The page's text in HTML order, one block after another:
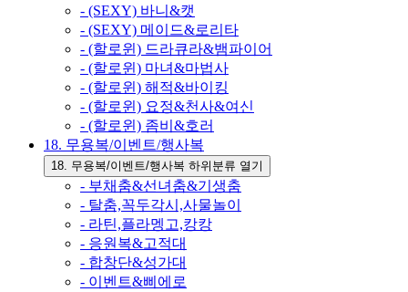
- (SEXY) 바니&캣
- (SEXY) 메이드&로리타
- (할로윈) 드라큐라&뱀파이어
- (할로윈) 마녀&마법사
- (할로윈) 해적&바이킹
- (할로윈) 요정&천사&여신
- (할로윈) 좀비&호러
18. 무용복/이벤트/행사복
18. 무용복/이벤트/행사복 하위분류 열기
- 부채춤&선녀춤&기생춤
- 탈춤,꼭두각시,사물놀이
- 라틴,플라멩고,캉캉
- 응원복&고적대
- 합창단&성가대
- 이벤트&삐에로